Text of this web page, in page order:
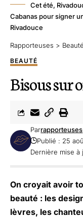
Cet été,
Cabanas pour signer
Rivadouce
Rapporteuses > Beauté
BEAUTÉ
Bisous sur
Dernière mise à
Parrapporteuses
Publié : 25
On croyait avoir
beauté : les
lèvres, les